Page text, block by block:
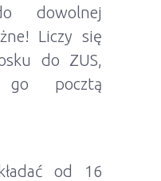
dowolnej
Liczy się
do ZUS,
go pocztą
od 16